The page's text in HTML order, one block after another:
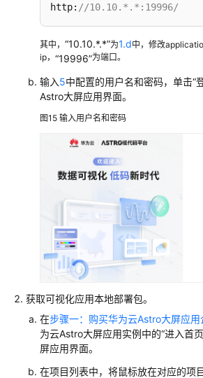
http: //10.10.*.*:19996/
其中， “10.10.*.*”为1.d中，修改
ip， “19996”为端口。
输入5中配置的用户名和密码，单击“
Astro大屏应用界面。
图15 输入用户名和密码
获取可视化应用本地部署包。
在步骤一：购买华为云Astro大屏应用
为云Astro大屏应用实例中的“进入首
屏应用界面。
在项目列表中，将鼠标放在对应的项